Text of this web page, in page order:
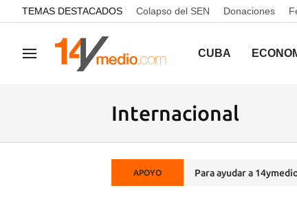
common.go-to-content
TEMAS DESTACADOS Colapso del SEN Donaciones
Navegación CUBA
Internacional
APOYO Para ayudar a